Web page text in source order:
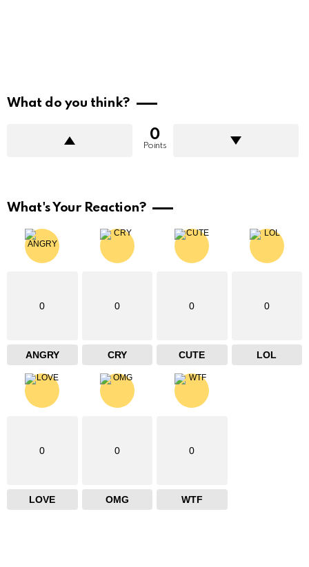
What do you think?
0
Points
What's Your Reaction?
0
ANGRY
0
CRY
0
CUTE
0
LOL
0
LOVE
0
OMG
0
WTF